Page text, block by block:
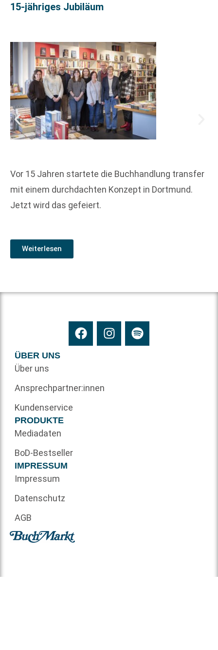
15-jähriges Jubiläum
Vor 15 Jahren startete die Buchhandlung transfer
mit einem durchdachten Konzept in Dortmund.
Jetzt wird das gefeiert.
Weiterlesen
ÜBER UNS
Über uns
Ansprechpartner:innen
Kundenservice
PRODUKTE
Mediadaten
BoD-Bestseller
IMPRESSUM
Impressum
Datenschutz
AGB